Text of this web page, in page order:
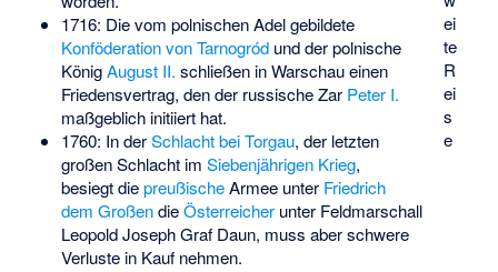
ei
te
R
ei
s
e
1716: Die vom polnischen Adel gebildete
Konföderation von Tarnogródund der polnische
KönigAugust II. schließen in Warschau einen
Friedensvertrag, den der russische Zar Peter I.
maßgeblich initiiert hat.
1760: In derSchlacht bei Torgau, der letzten
großen Schlacht im Siebenjährigen Krieg,
besiegt diepreußischeArmee unter Friedrich
dem GroßendieÖsterreicherunter Feldmarschall
Leopold Joseph Graf Daun, muss aber schwere
Verluste in Kauf nehmen.